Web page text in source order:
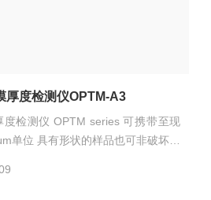
厚度检测仪OPTM-A3
仪 OPTM series 可携带至现
单位 具有形状的样品也可非破坏的